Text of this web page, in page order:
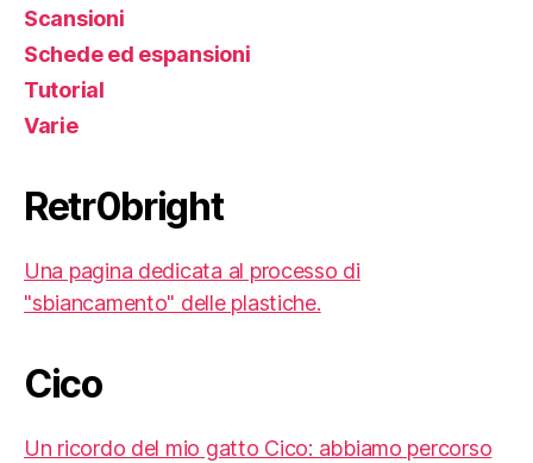
Scansioni
Schede ed espansioni
Tutorial
Varie
Retr0bright
Una pagina dedicata al processo di
"sbiancamento" delle plastiche.
Cico
Un ricordo del mio gatto Cico: abbiamo percorso